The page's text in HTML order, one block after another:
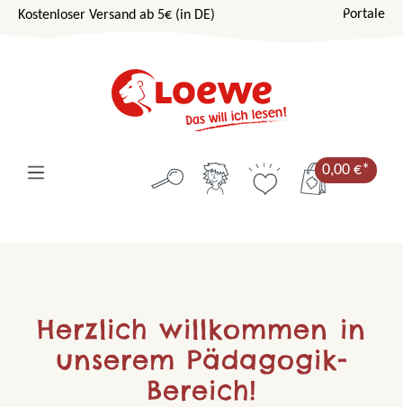
Zum Hauptinhalt springen
Kostenloser Versand ab 5€ (in DE) Portale
0,00 €*
Herzlich willkommen in
unserem Pädagogik-
Bereich!